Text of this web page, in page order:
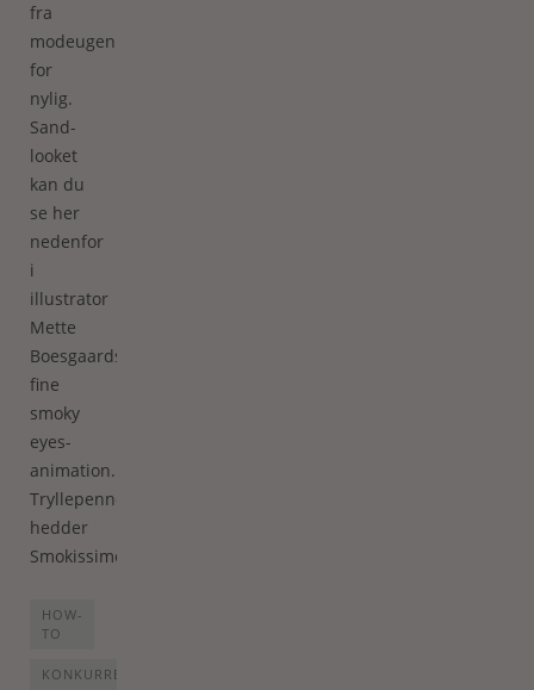
fra
modeugen
for
nylig.
Sand-
looket
kan du
se her
nedenfor
i
illustrator
Mette
Boesgaards
fine
smoky
eyes-
animation.
Tryllepennen
hedder
Smokissime.
HOW-
TO
KONKURRENCE